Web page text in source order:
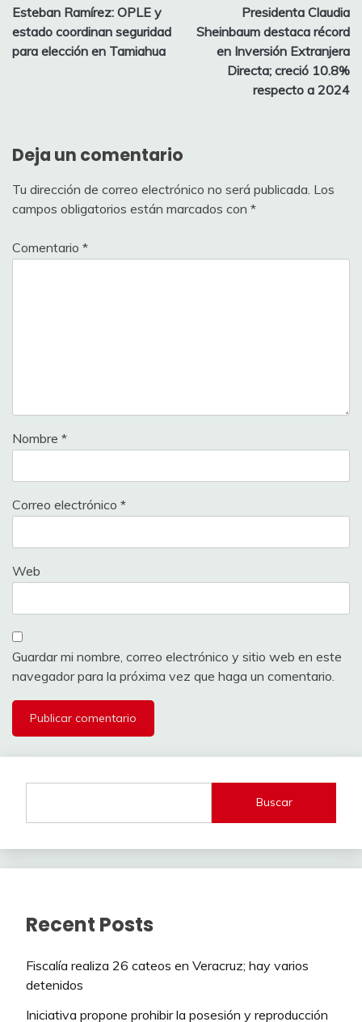
de
entradas
Esteban Ramírez: OPLE y
estado coordinan seguridad
para elección en Tamiahua
Presidenta Claudia
Sheinbaum destaca récord
en Inversión Extranjera
Directa; creció 10.8%
respecto a 2024
Deja un comentario
Tu dirección de correo electrónico no será publicada. Los
campos obligatorios están marcados con *
Comentario *
Nombre *
Correo electrónico *
Web
Guardar mi nombre, correo electrónico y sitio web en este
navegador para la próxima vez que haga un comentario.
Buscar
Recent Posts
Fiscalía realiza 26 cateos en Veracruz; hay varios
detenidos
Iniciativa propone prohibir la posesión y reproducción